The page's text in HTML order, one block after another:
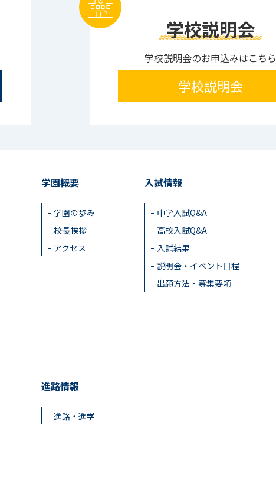
学校説明会
学校説明会のお申込みはこちら
学校説明会
学園概要
学園の歩み
校長挨拶
アクセス
進路情報
進路・進学
入試情報
中学入試Q&A
高校入試Q&A
入試結果
説明会・イベント日程
出願方法・募集要項